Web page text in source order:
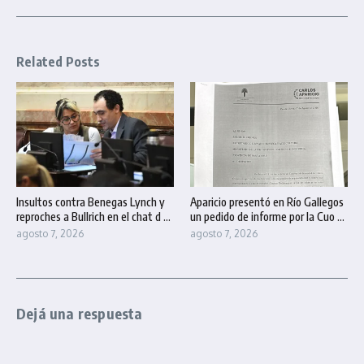
Related Posts
Insultos contra Benegas Lynch y
reproches a Bullrich en el chat d ...
agosto 7, 2026
Aparicio presentó en Río Gallegos
un pedido de informe por la Cuo ...
agosto 7, 2026
Dejá una respuesta